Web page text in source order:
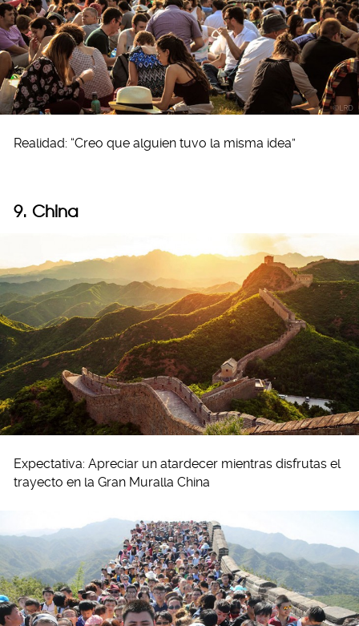
Realidad: “Creo que alguien tuvo la misma idea”
9. China
Expectativa: Apreciar un atardecer mientras disfrutas el
trayecto en la Gran Muralla China